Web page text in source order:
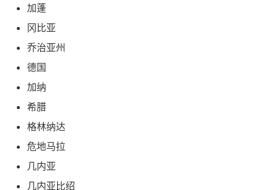
加蓬
冈比亚
乔治亚州
德国
加纳
希腊
格林纳达
危地马拉
几内亚
几内亚比绍